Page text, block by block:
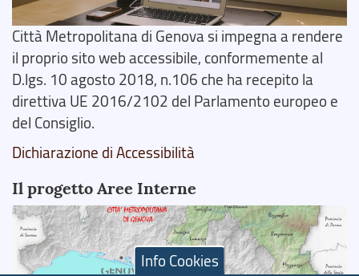
Città Metropolitana di Genova si impegna a rendere
il proprio sito web accessibile, conformemente al
D.lgs. 10 agosto 2018, n.106 che ha recepito la
direttiva UE 2016/2102 del Parlamento europeo e
del Consiglio.
Dichiarazione di Accessibilità
Il progetto Aree Interne
Info Cookies